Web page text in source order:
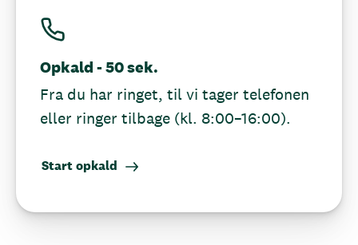
Opkald - 50 sek.
Fra du har ringet, til vi tager telefonen
eller ringer tilbage (kl. 8:00–16:00).
Start opkald